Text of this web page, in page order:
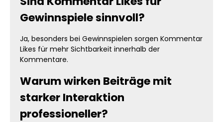
Gewinnspiele sinnvoll?
Ja, besonders bei Gewinnspielen sorgen Kommentar
Likes für mehr Sichtbarkeit innerhalb der
Kommentare.
Warum wirken Beiträge mit
starker Interaktion
professioneller?